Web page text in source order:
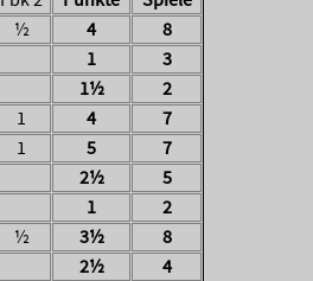
½ 4
8
1
3
1½
2
1 4
7
1 5
7
2½
5
1
2
½ 3½
8
2½
4